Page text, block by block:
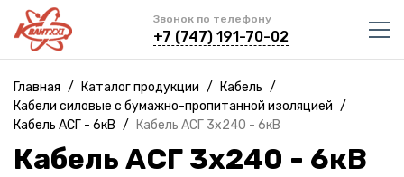
Звонок по телефону
+7 (747) 191-70-02
Главная / Каталог продукции / Кабель /
Кабели силовые с бумажно-пропитанной изоляцией /
Кабель АСГ - 6кВ / Кабель АСГ 3х240 - 6кВ
Кабель АСГ 3х240 - 6кВ